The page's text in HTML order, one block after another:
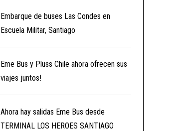
Embarque de buses Las Condes en
Escuela Militar, Santiago
Eme Bus y Pluss Chile ahora ofrecen sus
viajes juntos!
Ahora hay salidas Eme Bus desde
TERMINAL LOS HEROES SANTIAGO